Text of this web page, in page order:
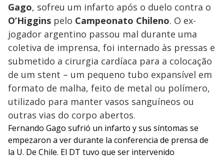
Gago, sofreu um infarto após o duelo contra o
O’Higgins pelo Campeonato Chileno. O ex-
jogador argentino passou mal durante uma
coletiva de imprensa, foi internado às pressas e
submetido a cirurgia cardíaca para a colocação
de um stent – um pequeno tubo expansível em
formato de malha, feito de metal ou polímero,
utilizado para manter vasos sanguíneos ou
outras vias do corpo abertos.
Fernando Gago sufrió un infarto y sus síntomas se
empezaron a ver durante la conferencia de prensa de
la U. De Chile. El DT tuvo que ser intervenido